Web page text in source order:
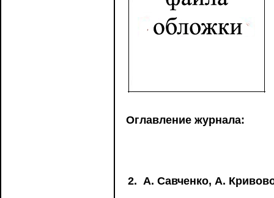
Оглавление журнала:
2. А. Савченко, А.